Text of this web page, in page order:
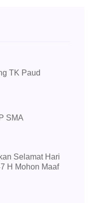
TK Paud
SMA
Selamat Hari
H Mohon Maaf